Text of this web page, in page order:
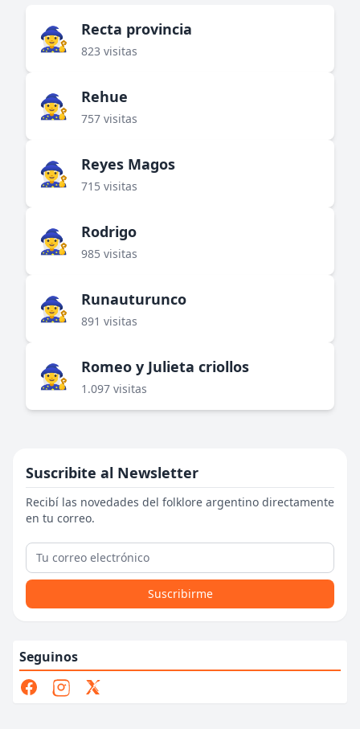
🧙‍♀️ Recta provincia
823 visitas
🧙‍♀️ Rehue
757 visitas
🧙‍♀️ Reyes Magos
715 visitas
🧙‍♀️ Rodrigo
985 visitas
🧙‍♀️ Runauturunco
891 visitas
🧙‍♀️ Romeo y Julieta criollos
1.097 visitas
Suscribite al Newsletter
Recibí las novedades del folklore argentino directamente
en tu correo.
Suscribirme
Seguinos